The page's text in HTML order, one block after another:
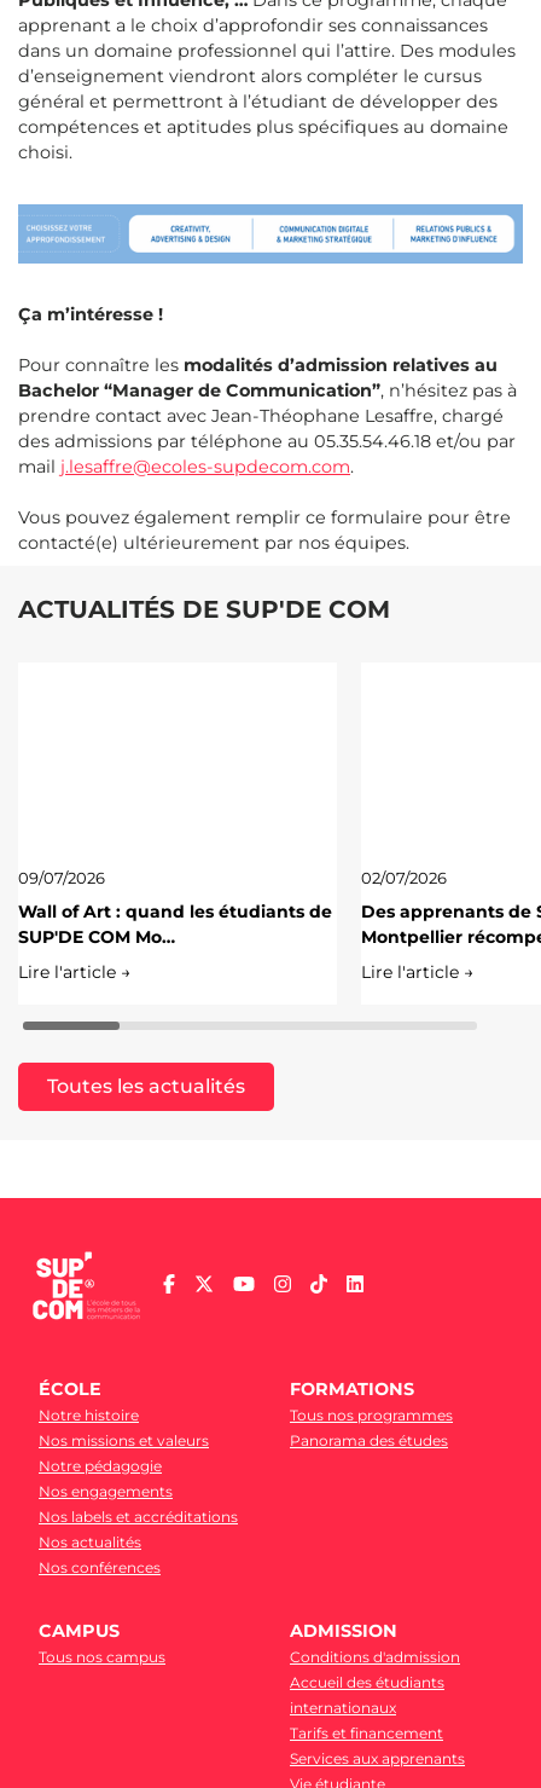
apprenant a le choix d’approfondir ses connaissances
dans un domaine professionnel qui l’attire. Des modules
d’enseignement viendront alors compléter le cursus
général et permettront à l’étudiant de développer des
compétences et aptitudes plus spécifiques au domaine
choisi.
Ça m’intéresse !
Pour connaître les modalités d’admission relatives au
Bachelor “Manager de Communication”, n’hésitez pas à
prendre contact avec Jean-Théophane Lesaffre, chargé
des admissions par téléphone au 05.35.54.46.18 et/ou par
mail j.lesaffre@ecoles-supdecom.com.
Vous pouvez également remplir ce formulaire pour être
contacté(e) ultérieurement par nos équipes.
ACTUALITÉS DE SUP'DE COM
09/07/2026
Wall of Art : quand les étudiants de
SUP'DE COM Mo…
Lire l'article →
02/07/2026
Des apprenants de
Montpellier
Lire l'article →
Toutes les actualités
ÉCOLE
Notre histoire
Nos missions et valeurs
Notre pédagogie
Nos engagements
Nos labels et accréditations
Nos actualités
Nos conférences
FORMATIONS
Tous nos programmes
Panorama des études
CAMPUS
Tous nos campus
ADMISSION
Conditions d'admission
Accueil des étudiants
internationaux
Tarifs et financement
Services aux apprenants
Vie étudiante